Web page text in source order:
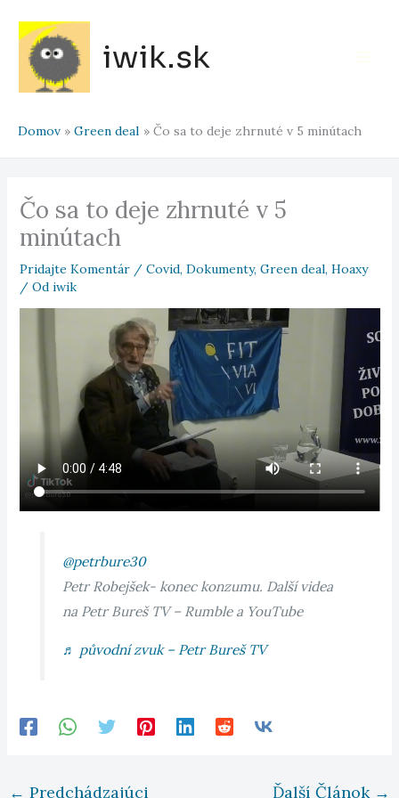
obsah
iwik.sk
Domov Green deal Čo sa to deje zhrnuté v 5 minútach
Čo sa to deje zhrnuté v 5
minútach
Pridajte Komentár / Covid, Dokumenty, Green deal, Hoaxy
/ Od iwik
@petrbure30
Petr Robejšek- konec konzumu. Další videa
na Petr Bureš TV – Rumble a YouTube
♬ původní zvuk – Petr Bureš TV
← Predchádzajúci Ďalší Článok →